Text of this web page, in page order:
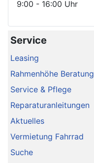
9:00 - 16:00 Uhr
Service
Leasing
Rahmenhöhe Beratung
Service & Pflege
Reparaturanleitungen
Aktuelles
Vermietung Fahrrad
Suche